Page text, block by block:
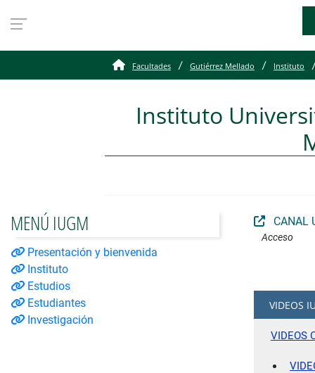
MultimediaFacultades Gutiérrez Mellado Instituto
Instituto
MENÚ IUGM
Presentación y bienvenida
Instituto
Estudios
Estudiantes
Investigación
CANAL
Acceso
VIDEOS
VIDEOS